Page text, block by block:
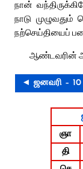
நான்
நாடு
நற்செய்தியைப்
ஆண்டவரின்
◄ ஜனவரி – 10
ஞா
தி